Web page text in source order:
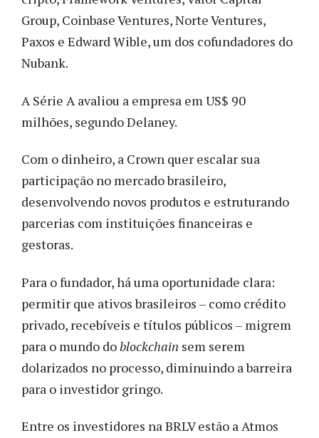
Group, Coinbase Ventures, Norte Ventures,
Paxos e Edward Wible, um dos cofundadores do
Nubank.
A Série A avaliou a empresa em US$ 90
milhões, segundo Delaney.
Com o dinheiro, a Crown quer escalar sua
participação no mercado brasileiro,
desenvolvendo novos produtos e estruturando
parcerias com instituições financeiras e
gestoras.
Para o fundador, há uma oportunidade clara:
permitir que ativos brasileiros – como crédito
privado, recebíveis e títulos públicos – migrem
para o mundo doblockchain sem serem
dolarizados no processo, diminuindo a barreira
para o investidor gringo.
Entre os investidores na BRLV estão a Atmos